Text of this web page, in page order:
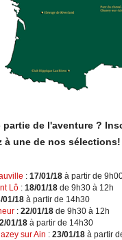
partie de l'aventure ?
à une de nos sélections!
: 17/01/18 à partir de
Lô : 18/01/18 de 9h30 à 12h
01/18 à partir de 14h30
: 22/01/18 de 9h30 à 12h
01/18 à partir de 14h30
sur Ain : 23/01/18 à partir